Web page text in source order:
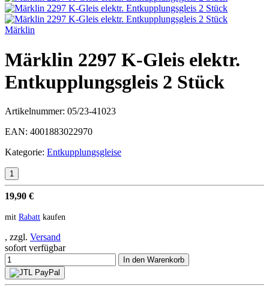
Märklin
Märklin 2297 K-Gleis elektr.
Entkupplungsgleis 2 Stück
Artikelnummer: 05/23-41023
EAN: 4001883022970
Kategorie: Entkupplungsgleise
19,90 €
mit Rabatt kaufen
, zzgl. Versand
sofort verfügbar
In den Warenkorb